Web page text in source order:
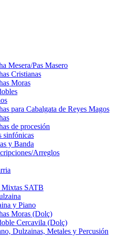
Mesera/Pas Masero
Cristianas
Moras
para Cabalgata de Reyes Magos
de procesión
sinfónicas
y Banda
Arreglos
Mixtas SATB
y Piano
Moras (Dolç)
Cercavila (Dolç)
Dulzainas, Metales y Percusión